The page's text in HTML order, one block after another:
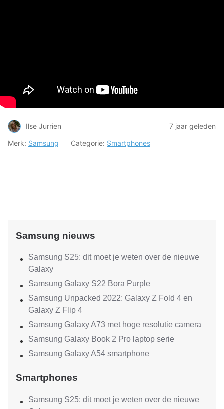
Ilse Jurrien
7 jaar geleden
Merk: Samsung Categorie: Smartphones
Samsung nieuws
Samsung S25: dit moet je weten over de nieuwe
Galaxy
Samsung Galaxy S22 Bora Purple
Samsung Unpacked 2022: Galaxy Z Fold 4 en
Galaxy Z Flip 4
Samsung Galaxy A73 met hoge resolutie camera
Samsung Galaxy Book 2 Pro laptop serie
Samsung Galaxy A54 smartphone
Smartphones
Samsung S25: dit moet je weten over de nieuwe